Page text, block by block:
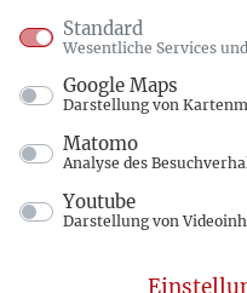
Standard
Wesentliche Services
Google Maps
Darstellung von
Matomo
Analyse des
Youtube
Darstellung von